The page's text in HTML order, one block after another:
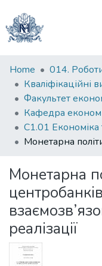
Communities
&
Collections
All of DSpace
Home
014.
Монетарна
реалізації